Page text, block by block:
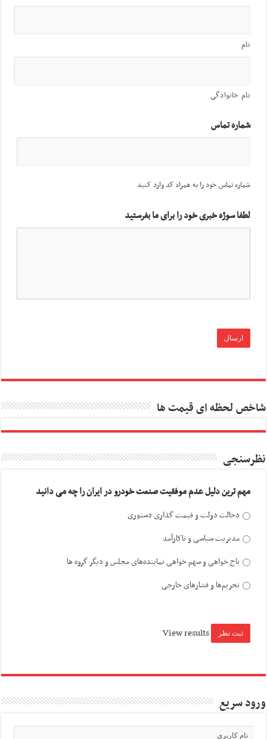
نام
نام خانوادگی
شماره تماس
شماره تماس خود را به همراه کد وارد کنید
لطفا سوژه خبری خود را برای ما بفرستید
شاخص لحظه ای قیمت ها
نظرسنجی
مهم ترین دلیل عدم موفقیت صنعت خودرو در ایران را چه می دانید
دخالت دولت و قیمت گذاری دستوری
مدیریت سیاسی و ناکارآمد
باج خواهی و سهم خواهی نماینده‌های مجلس و دیگر گروه ها
تحریم‌ها و فشارهای خارجی
View results
ورود سریع